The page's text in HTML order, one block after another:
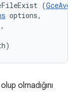
(
options,
olmadığını